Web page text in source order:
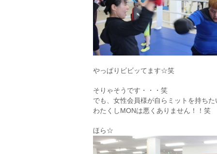
やっぱりビビッてます☆笑
そりゃそうです・・・笑
でも、女性会員様が自らミットを持ち
わたくしMONは悪くありません！！笑
ほら☆